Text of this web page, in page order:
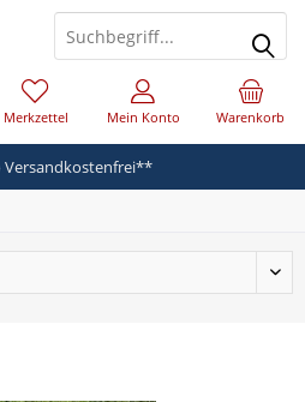
Versandkostenfrei**
Warenkorb
Merkzettel Mein Konto